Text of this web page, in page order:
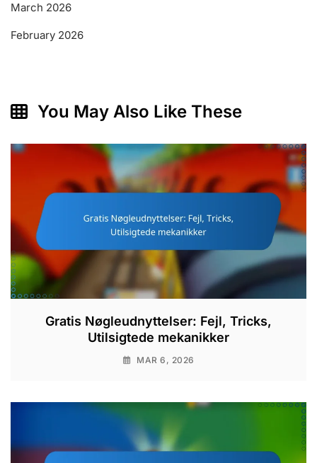
March 2026
February 2026
You May Also Like These
Gratis Nøgleudnyttelser: Fejl, Tricks,
Utilsigtede mekanikker
MAR 6, 2026